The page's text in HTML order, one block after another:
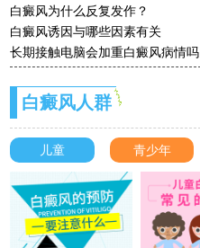
白癜风为什么反复发作？
白癜风诱因与哪些因素有关
长期接触电脑会加重白癜风病情吗
白癜风人群
儿童 青少年